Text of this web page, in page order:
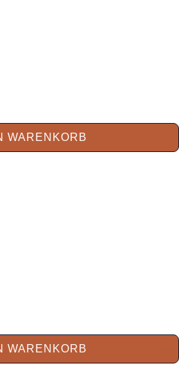
WARENKORB
WARENKORB